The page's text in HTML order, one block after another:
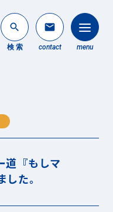
search
検 索
mail
contact menu
道『もしマ
た。